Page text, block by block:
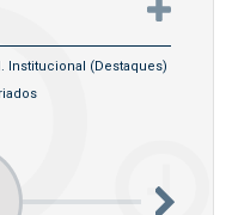
Institucional (destaques)